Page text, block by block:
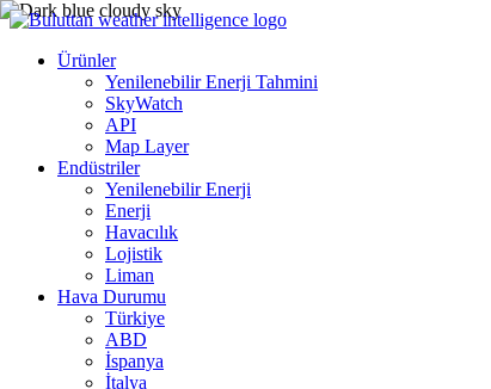
Ürünler
Yenilenebilir Enerji Tahmini
SkyWatch
API
Map Layer
Endüstriler
Yenilenebilir Enerji
Enerji
Havacılık
Lojistik
Liman
Hava Durumu
Türkiye
ABD
İspanya
İtalya